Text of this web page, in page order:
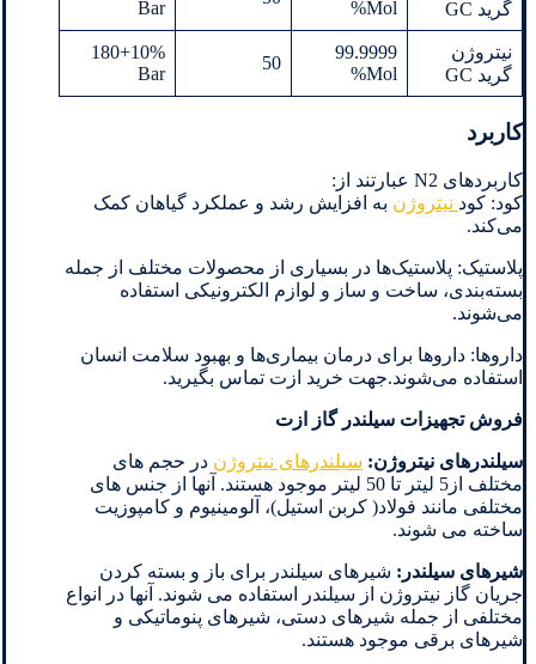
گرید GC
Mol%
Bar
نیتروژن
گرید GC
99.9999
Mol%
50
180+10%
Bar
کاربرد
کاربردهای N2 عبارتند از:
کود: کود نیتروژن به افزایش رشد و عملکرد گیاهان کمک
می‌کند.
پلاستیک: پلاستیک‌ها در بسیاری از محصولات مختلف از جمله
بسته‌بندی، ساخت و ساز و لوازم الکترونیکی استفاده
می‌شوند.
داروها: داروها برای درمان بیماری‌ها و بهبود سلامت انسان
استفاده می‌شوند.جهت خرید ازت تماس بگیرید.
فروش تجهیزات سیلندر گاز ازت
سیلندرهای نیتروژن: سیلندرهای نیتروژن در حجم های
مختلف از5 لیتر تا 50 لیتر موجود هستند. آنها از جنس های
مختلفی مانند فولاد( کربن استیل)، آلومینیوم و کامپوزیت
ساخته می شوند.
شیرهای سیلندر: شیرهای سیلندر برای باز و بسته کردن
جریان گاز نیتروژن از سیلندر استفاده می شوند. آنها در انواع
مختلفی از جمله شیرهای دستی، شیرهای پنوماتیکی و
شیرهای برقی موجود هستند.